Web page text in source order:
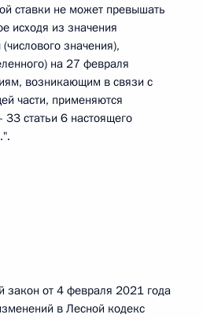
ставки не может превышать
исходя из значения
значения),
на 27 февраля
возникающим в связи с
части, применяются
статьи 6 настоящего
закон от 4 февраля 2021 года
в Лесной кодекс